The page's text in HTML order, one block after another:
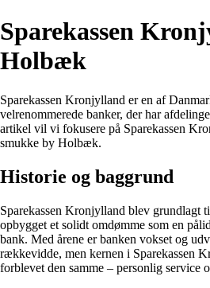
Sparekassen
Holbæk
Sparekassen Kronjylland er en af
velrenommerede banker, der har
artikel vil vi fokusere på Sparekassen
smukke by Holbæk.
Historie og baggrund
Sparekassen Kronjylland blev grundlagt
opbygget et solidt omdømme som en
bank. Med årene er banken vokset og
rækkevidde, men kernen i Sparekassen
forblevet den samme – personlig service